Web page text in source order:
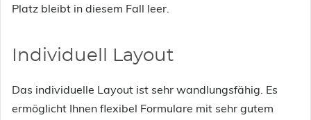
Platz bleibt in diesem Fall leer.
Individuell Layout
Das individuelle Layout ist sehr wandlungsfähig. Es
ermöglicht Ihnen flexibel Formulare mit sehr gutem